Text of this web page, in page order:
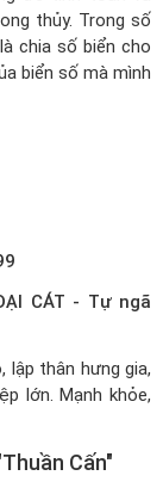
thủy. Trong số
chia số biển cho
biển số mà mình
CÁT - Tự ngã
lập thân hưng gia,
lớn. Mạnh khỏe,
Cấn"